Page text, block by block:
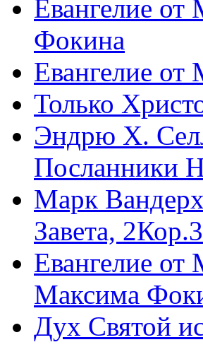
Евангелие
Фокина
Евангелие
Только
Эндрю Х.
Посланники
Марк
Завета,
Евангелие от
Максима
Дух Святой